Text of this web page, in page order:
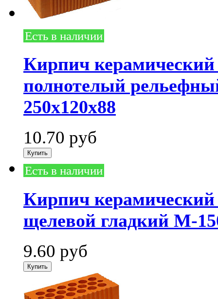
Есть в наличии
Кирпич
полнотелый
250х120х88
10.70 руб
Есть в наличии
Кирпич
щелевой гладкий М-
9.60 руб